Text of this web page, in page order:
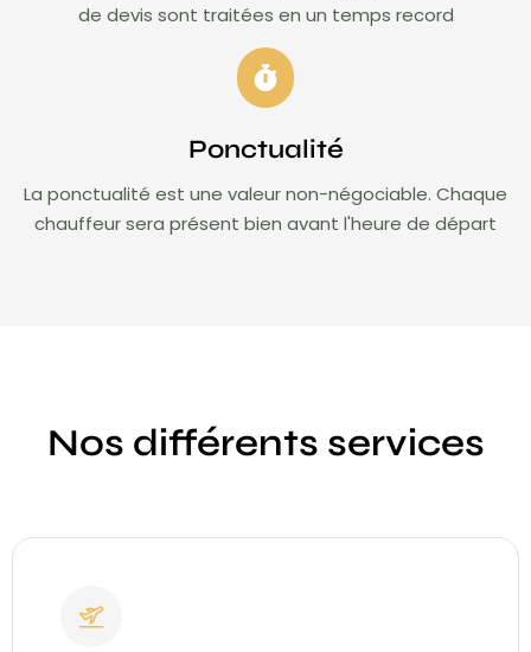
de devis sont traitées en un temps record
Ponctualité
La ponctualité est une valeur non-négociable. Chaque
chauffeur sera présent bien avant l'heure de départ
Nos différents services